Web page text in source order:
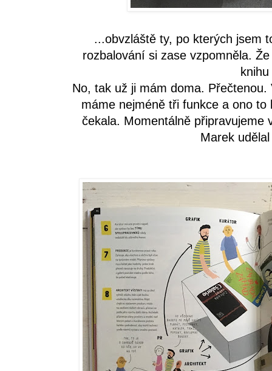
...obvzláště ty, po kterých jsem
rozbalování si zase vzpomněla.
No, tak už ji mám doma.
máme nejméně tři funkce a ono
čekala. Momentálně
Marek